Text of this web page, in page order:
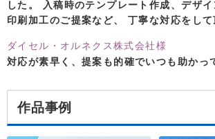
した。 入稿時のテンプレート作成、デザ
印刷加工のご提案など、 丁寧な対応をして
ダイセル・オルネクス株式会社様
対応が素早く、提案も的確でいつも助かっ
作品事例